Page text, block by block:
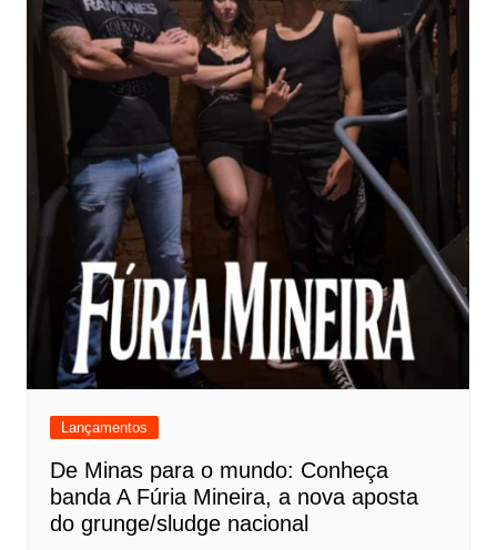
Lançamentos
De Minas para o mundo: Conheça
banda A Fúria Mineira, a nova aposta
do grunge/sludge nacional